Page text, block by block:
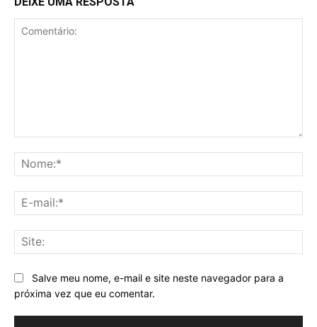
Salve meu nome, e-mail e site neste navegador para a
próxima vez que eu comentar.